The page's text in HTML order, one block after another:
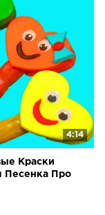
4:14
Краски
Песенка Про